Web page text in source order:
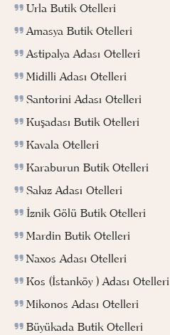
Urla Butik Otelleri
Amasya Butik Otelleri
Astipalya Adası Otelleri
Midilli Adası Otelleri
Santorini Adası Otelleri
Kuşadası Butik Otelleri
Kavala Otelleri
Karaburun Butik Otelleri
Sakız Adası Otelleri
İznik Gölü Butik Otelleri
Mardin Butik Otelleri
Naxos Adası Otelleri
Kos (İstanköy ) Adası Otelleri
Mikonos Adası Otelleri
Büyükada Butik Otelleri